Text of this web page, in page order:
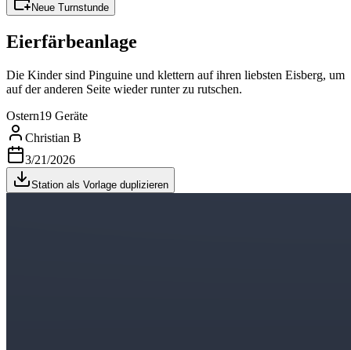
Neue Turnstunde
Eierfärbeanlage
Die Kinder sind Pinguine und klettern auf ihren liebsten Eisberg, um
auf der anderen Seite wieder runter zu rutschen.
Ostern19 Geräte
Christian B
3/21/2026
Station als Vorlage duplizieren